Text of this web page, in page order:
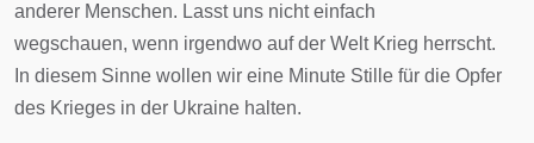
anderer Menschen. Lasst uns nicht einfach
wegschauen, wenn irgendwo auf der Welt Krieg herrscht.
In diesem Sinne wollen wir eine Minute Stille für die Opfer
des Krieges in der Ukraine halten.